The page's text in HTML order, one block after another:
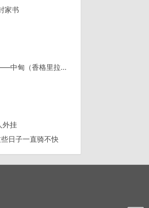
家书
出藏D30/10, 奔子澜——中甸（香格里拉县）
外挂
日子一直骑不快